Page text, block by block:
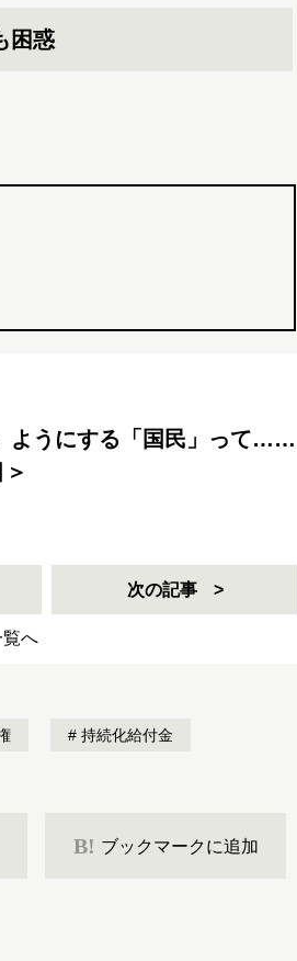
困惑
ようにする「国民」って……
次の記事
へ
持続化給付金
B! ブックマークに追加